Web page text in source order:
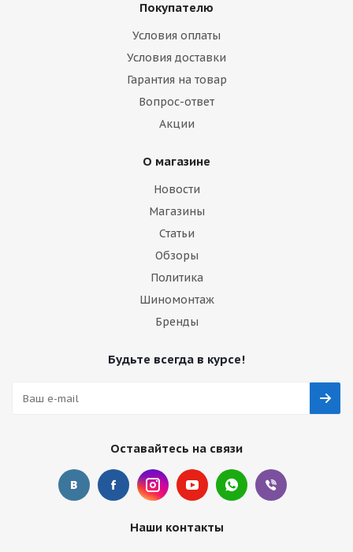
Покупателю
Условия оплаты
Условия доставки
Гарантия на товар
Вопрос-ответ
Акции
О магазине
Новости
Магазины
Статьи
Обзоры
Политика
Шиномонтаж
Бренды
Будьте всегда в курсе!
Оставайтесь на связи
Наши контакты